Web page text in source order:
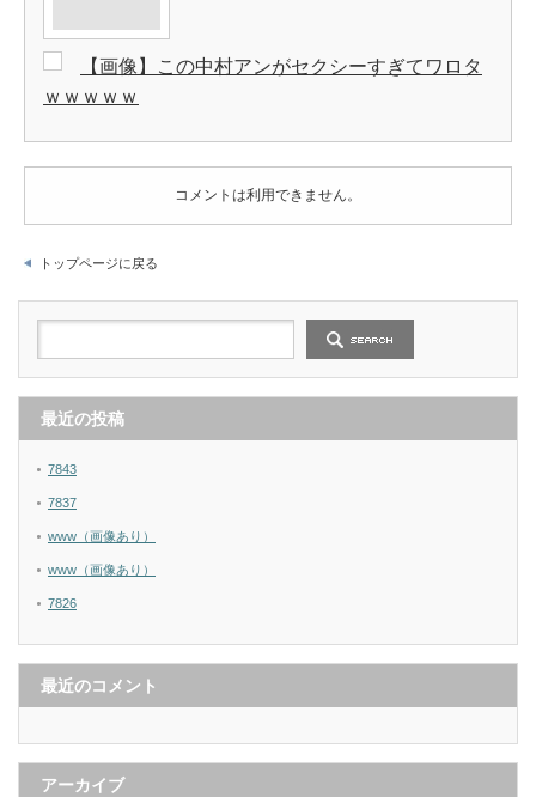
【画像】この中村アンがセクシーすぎてワロタ
ｗｗｗｗｗ
コメントは利用できません。
トップページに戻る
最近の投稿
7843
7837
www（画像あり）
www（画像あり）
7826
最近のコメント
アーカイブ